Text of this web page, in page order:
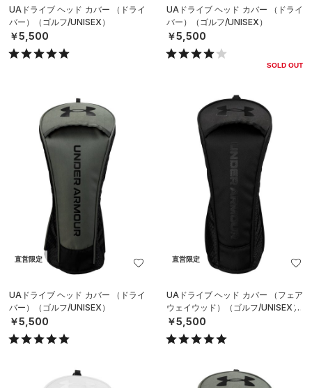
UAドライブ ヘッド カバー （ドライ
バー）（ゴルフ/UNISEX）
￥5,500
UAドライブ ヘッド カバー （ドライ
バー）（ゴルフ/UNISEX）
￥5,500
SOLD OUT
直営限定
UAドライブ ヘッド カバー （ドライ
バー）（ゴルフ/UNISEX）
￥5,500
直営限定
UAドライブ ヘッド カバー （フェア
ウェイウッド）（ゴルフ/UNISEX）
￥5,500